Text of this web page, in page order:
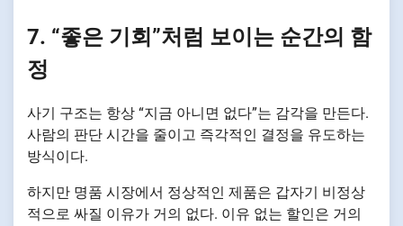
7. “좋은 기회”처럼 보이는 순간의 함
정
사기 구조는 항상 “지금 아니면 없다”는 감각을 만든다.
사람의 판단 시간을 줄이고 즉각적인 결정을 유도하는
방식이다.
하지만 명품 시장에서 정상적인 제품은 갑자기 비정상
적으로 싸질 이유가 거의 없다. 이유 없는 할인은 거의